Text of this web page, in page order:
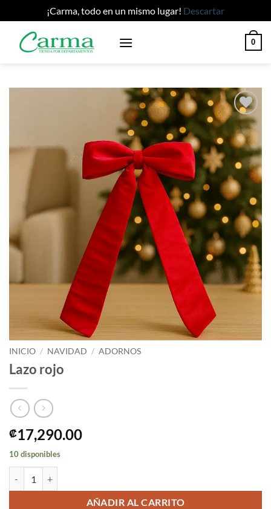
¡Carma, todo en un mismo lugar! Descartar
0
Añadir
a la
lista
de
deseos
INICIO / NAVIDAD / ADORNOS
Lazo rojo
₡17,290.00
10 disponibles
AÑADIR AL CARRITO